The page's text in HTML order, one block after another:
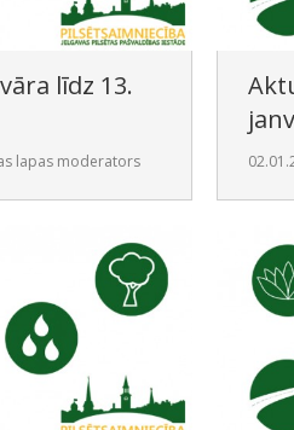
līdz 13.
lapas moderators